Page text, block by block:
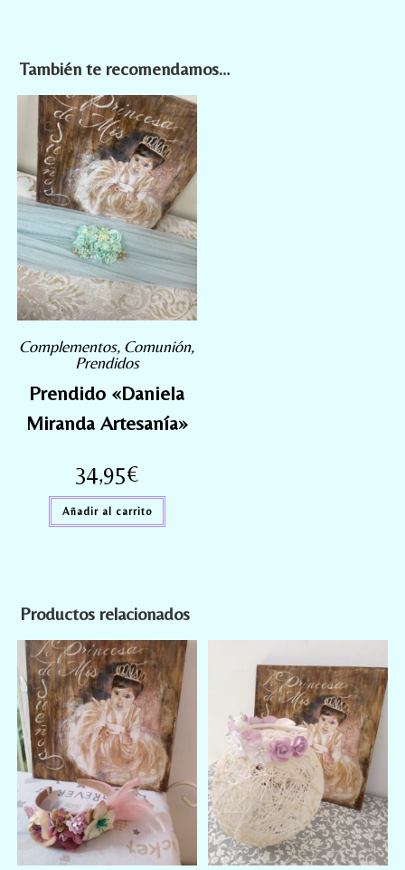
También te recomendamos…
Complementos, Comunión,
Prendidos
Prendido «Daniela
Miranda Artesanía»
34,95€
Añadir al carrito
Productos relacionados